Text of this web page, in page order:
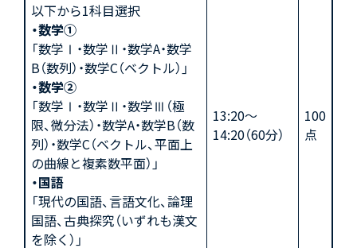
以下から1科目選択
・数学①
「数学Ⅰ・数学Ⅱ・数学A・数学
B（数列）・数学C（ベクトル）」
・数学②
「数学Ⅰ・数学Ⅱ・数学Ⅲ（極
限、微分法）・数学A・数学B（数
列）・数学C（ベクトル、平面上
の曲線と複素数平面）」
・国語
「現代の国語、言語文化、論理
国語、古典探究（いずれも漢文
を除く）」
13:20～
14:20（60分）
100
点